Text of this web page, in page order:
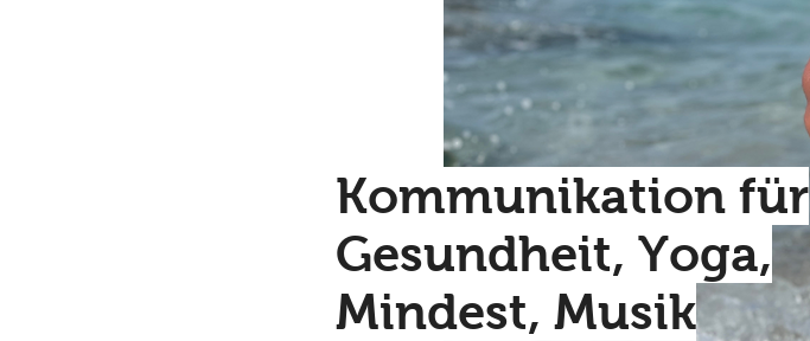
Kommunikation für
Gesundheit, Yoga,
Mindest, Musik